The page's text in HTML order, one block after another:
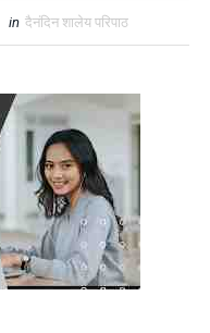
in दैनंदिन शालेय परिपाठ